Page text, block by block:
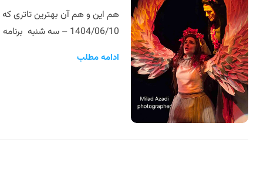
هم این و هم آن بهترین تاتری که
1404/06/10 – سه شنبه برنامه تئاتر, تئاتر, گلاب آدینه در تماشاخانه ملک نمایش هم این هم آن را […]
ادامه مطلب